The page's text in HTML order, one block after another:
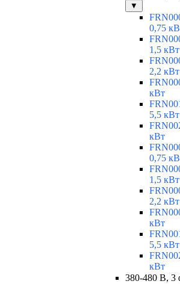
▼
0,75
1,5 кВт
2,2 кВт
кВт
5,5 кВт
кВт
0,75
1,5 кВт
2,2 кВт
кВт
5,5 кВт
кВт
380-480 В, 3